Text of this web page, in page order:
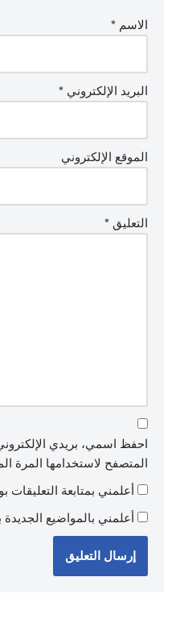
الاسم *
البريد الإلكتروني *
الموقع الإلكتروني
التعليق *
احفظ اسمي، بريدي
المتصفح لاستخدامها المرة
أعلمني بمتابعة التعليقات
أعلمني بالمواضيع الجديدة